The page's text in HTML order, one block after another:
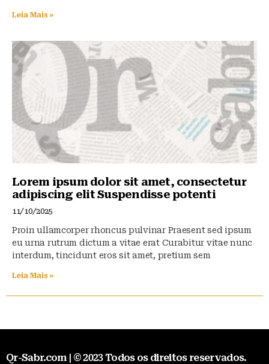
Leia Mais »
Lorem ipsum dolor sit amet, consectetur
adipiscing elit Suspendisse potenti
11/10/2025
Proin ullamcorper rhoncus pulvinar Praesent sed ipsum
eu urna rutrum dictum a vitae erat Curabitur vitae nunc
interdum, tincidunt eros sit amet, pretium sem
Leia Mais »
Qr-Sabr.com | © 2023 Todos os direitos reservados.